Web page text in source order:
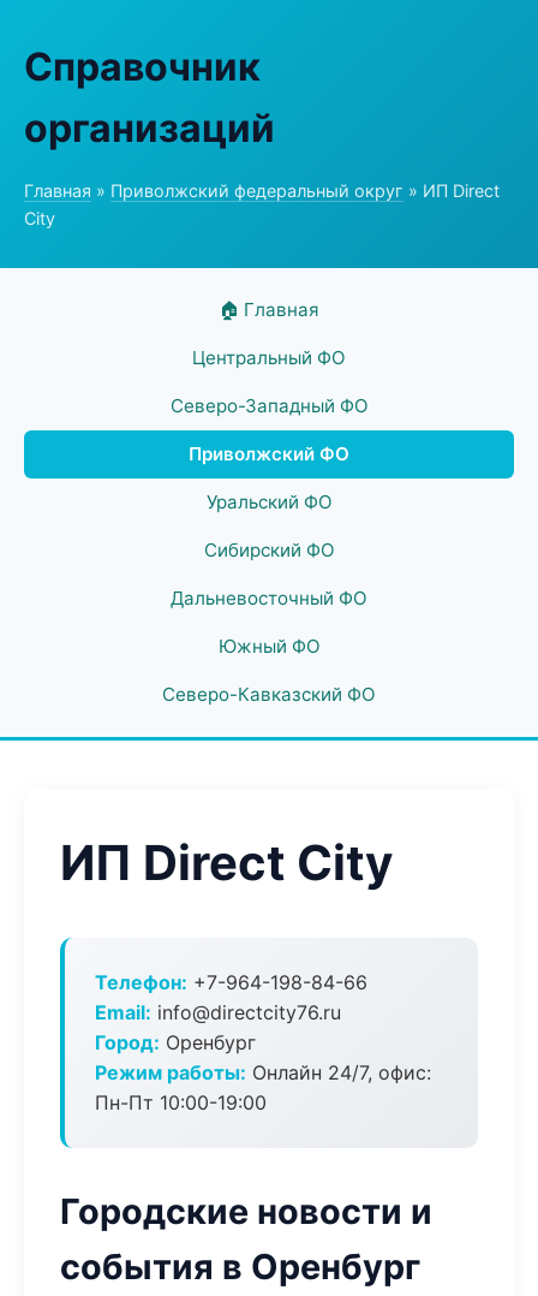
Справочник
организаций
Главная » Приволжский федеральный округ » ИП Direct
City
🏠 Главная
Центральный ФО
Северо-Западный ФО
Приволжский ФО
Уральский ФО
Сибирский ФО
Дальневосточный ФО
Южный ФО
Северо-Кавказский ФО
ИП Direct City
Телефон: +7-964-198-84-66
Email: info@directcity76.ru
Город: Оренбург
Режим работы: Онлайн 24/7, офис:
Пн-Пт 10:00-19:00
Городские новости и
события в Оренбург